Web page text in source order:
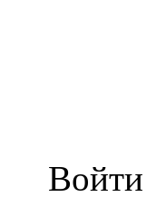
Войти